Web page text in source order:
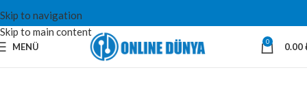
Skip to navigation
Skip to main content
MENÜ 0 0.00